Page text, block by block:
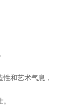
和艺术气息，